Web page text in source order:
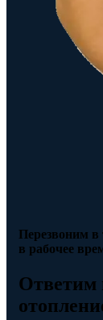
Перезвоним в
в рабочее
Ответим